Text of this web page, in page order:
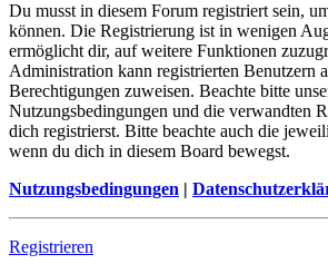
Du musst in diesem Forum registriert sein,
können. Die Registrierung ist in wenigen
ermöglicht dir, auf weitere Funktionen
Administration kann registrierten Benutzern
Berechtigungen zuweisen. Beachte bitte
Nutzungsbedingungen und die verwandten
dich registrierst. Bitte beachte auch die
wenn du dich in diesem Board bewegst.
Nutzungsbedingungen |
Registrieren